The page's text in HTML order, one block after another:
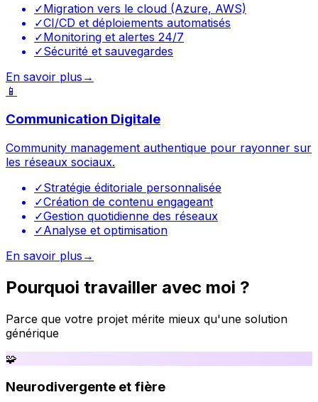
✓Migration vers le cloud (Azure, AWS)
✓CI/CD et déploiements automatisés
✓Monitoring et alertes 24/7
✓Sécurité et sauvegardes
En savoir plus →
📱
Communication Digitale
Community management authentique pour rayonner sur
les réseaux sociaux.
✓Stratégie éditoriale personnalisée
✓Création de contenu engageant
✓Gestion quotidienne des réseaux
✓Analyse et optimisation
En savoir plus →
Pourquoi travailler avec moi ?
Parce que votre projet mérite mieux qu'une solution
générique
🧩
Neurodivergente et fière